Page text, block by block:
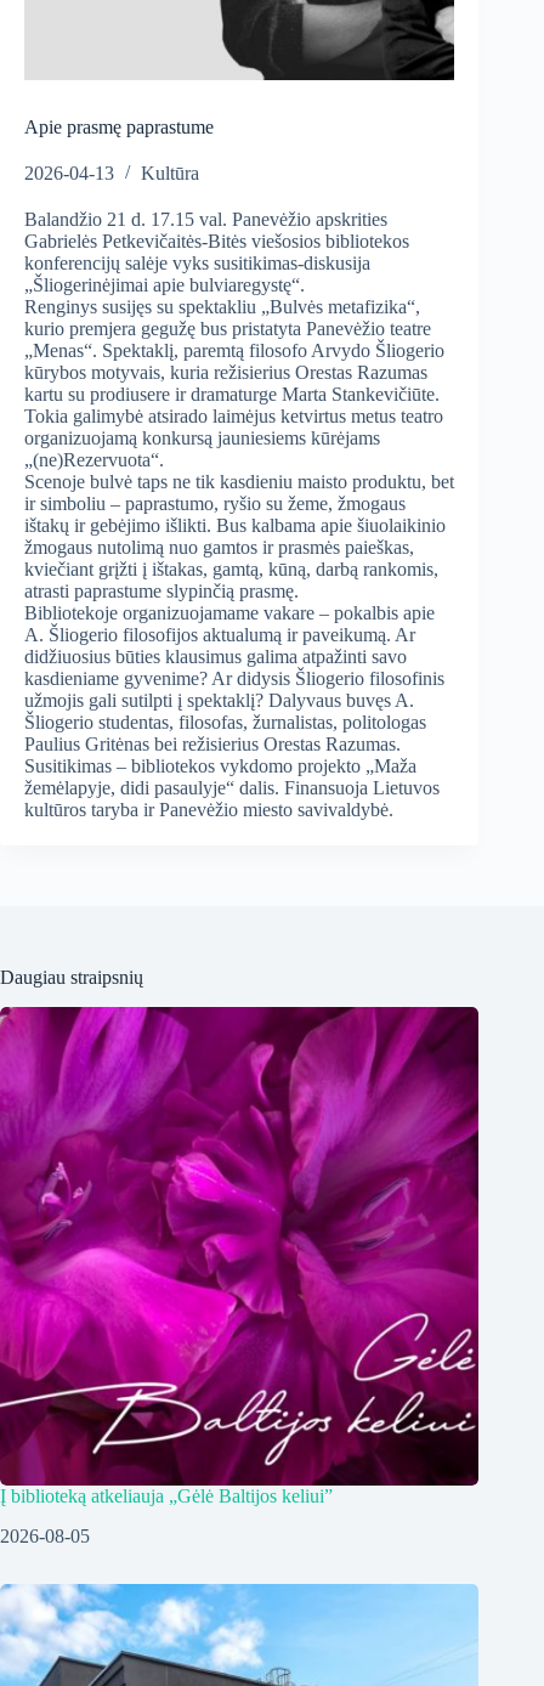
Apie prasmę paprastume
2026-04-13 Kultūra
Balandžio 21 d. 17.15 val. Panevėžio apskrities
Gabrielės Petkevičaitės-Bitės viešosios bibliotekos
konferencijų salėje vyks susitikimas-diskusija
„Šliogerinėjimai apie bulviaregystę“.
Renginys susijęs su spektakliu „Bulvės metafizika“,
kurio premjera gegužę bus pristatyta Panevėžio teatre
„Menas“. Spektaklį, paremtą filosofo Arvydo Šliogerio
kūrybos motyvais, kuria režisierius Orestas Razumas
kartu su prodiusere ir dramaturge Marta Stankevičiūte.
Tokia galimybė atsirado laimėjus ketvirtus metus teatro
organizuojamą konkursą jauniesiems kūrėjams
„(ne)Rezervuota“.
Scenoje bulvė taps ne tik kasdieniu maisto produktu, bet
ir simboliu – paprastumo, ryšio su žeme, žmogaus
ištakų ir gebėjimo išlikti. Bus kalbama apie šiuolaikinio
žmogaus nutolimą nuo gamtos ir prasmės paieškas,
kviečiant grįžti į ištakas, gamtą, kūną, darbą rankomis,
atrasti paprastume slypinčią prasmę.
Bibliotekoje organizuojamame vakare – pokalbis apie
A. Šliogerio filosofijos aktualumą ir paveikumą. Ar
didžiuosius būties klausimus galima atpažinti savo
kasdieniame gyvenime? Ar didysis Šliogerio filosofinis
užmojis gali sutilpti į spektaklį? Dalyvaus buvęs A.
Šliogerio studentas, filosofas, žurnalistas, politologas
Paulius Gritėnas bei režisierius Orestas Razumas.
Susitikimas – bibliotekos vykdomo projekto „Maža
žemėlapyje, didi pasaulyje“ dalis. Finansuoja Lietuvos
kultūros taryba ir Panevėžio miesto savivaldybė.
Daugiau straipsnių
Į biblioteką atkeliauja „Gėlė Baltijos keliui”
2026-08-05